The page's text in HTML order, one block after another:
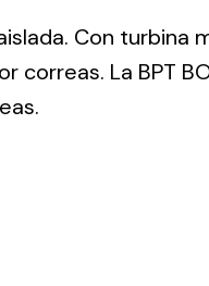
Con turbina
correas. La BPT